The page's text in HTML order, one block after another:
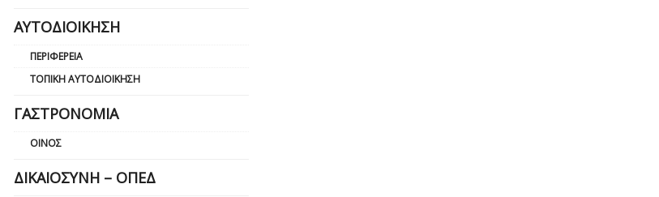
ΑΥΤΟΔΙΟΊΚΗΣΗ
ΠΕΡΙΦΈΡΕΙΑ
ΤΟΠΙΚΉ ΑΥΤΟΔΙΟΊΚΗΣΗ
ΓΑΣΤΡΟΝΟΜΊΑ
ΟΊΝΟΣ
ΔΙΚΑΙΟΣΎΝΗ – ΟΠΕΔ